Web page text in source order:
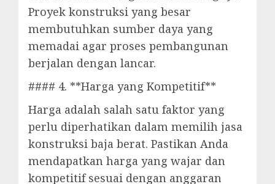
Proyek konstruksi yang besar
membutuhkan sumber daya yang
memadai agar proses pembangunan
berjalan dengan lancar.
#### 4. **Harga yang Kompetitif**
Harga adalah salah satu faktor yang
perlu diperhatikan dalam memilih jasa
konstruksi baja berat. Pastikan Anda
mendapatkan harga yang wajar dan
kompetitif sesuai dengan anggaran